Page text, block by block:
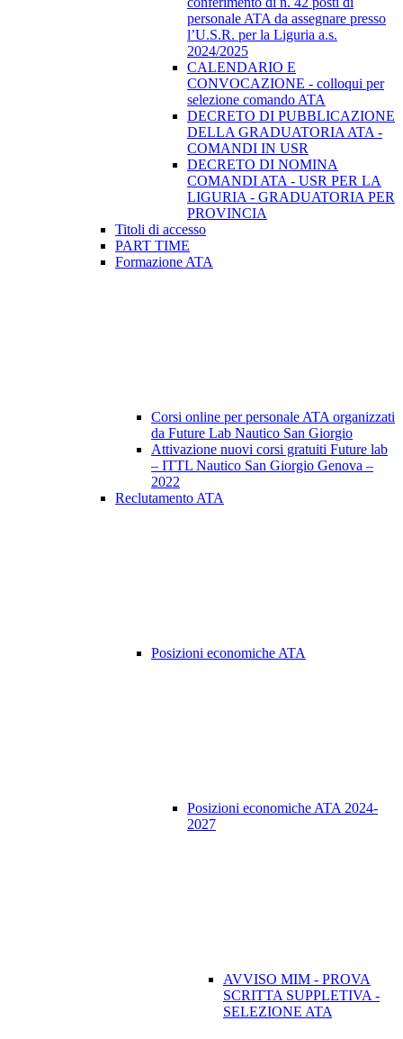
personale ATA da assegnare presso
l’U.S.R. per la Liguria a.s.
2024/2025
CALENDARIO E
CONVOCAZIONE - colloqui per
selezione comando ATA
DECRETO DI PUBBLICAZIONE
DELLA GRADUATORIA ATA -
COMANDI IN USR
DECRETO DI NOMINA
COMANDI ATA - USR PER LA
LIGURIA - GRADUATORIA PER
PROVINCIA
Titoli di accesso
PART TIME
Formazione ATA
Corsi online per personale ATA organizzati
da Future Lab Nautico San Giorgio
Attivazione nuovi corsi gratuiti Future lab
– ITTL Nautico San Giorgio Genova –
2022
Reclutamento ATA
Posizioni economiche ATA
Posizioni economiche ATA 2024-
2027
AVVISO MIM - PROVA
SCRITTA SUPPLETIVA -
SELEZIONE ATA